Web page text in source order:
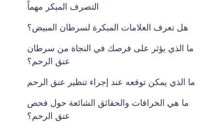
التصرف المبكر مهماً
هل تعرف العلامات المبكرة لسرطان المبيض؟
ما الذي يؤثر على فرصك في النجاة من سرطان
عنق الرحم؟
ما الذي يمكن توقعه عند إجراء تنظير عنق الرحم
ما هي الخرافات والحقائق الشائعة حول فحص
عنق الرحم؟